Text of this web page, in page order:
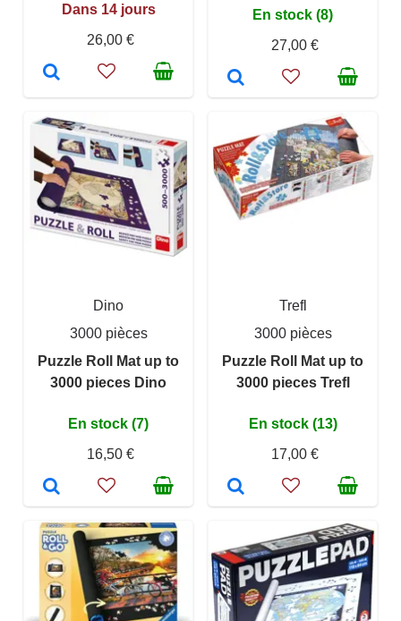
Dans 14 jours
26,00 €
En stock (8)
27,00 €
Dino
3000 pièces
Puzzle Roll Mat up to
3000 pieces Dino
En stock (7)
16,50 €
Trefl
3000 pièces
Puzzle Roll Mat up to
3000 pieces Trefl
En stock (13)
17,00 €